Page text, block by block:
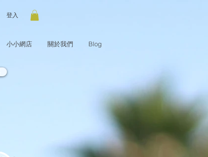
登入
小小網店 關於我們 Blog